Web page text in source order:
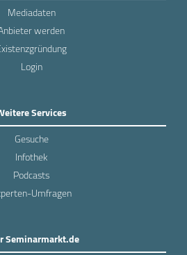
Mediadaten
werden
Login
Services
Gesuche
Infothek
Podcasts
Umfragen
Seminarmarkt.de